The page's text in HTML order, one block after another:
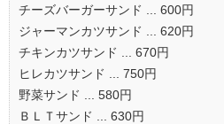
チーズバーガーサンド ... 600円
ジャーマンカツサンド ... 620円
チキンカツサンド ... 670円
ヒレカツサンド ... 750円
野菜サンド ... 580円
ＢＬＴサンド ... 630円